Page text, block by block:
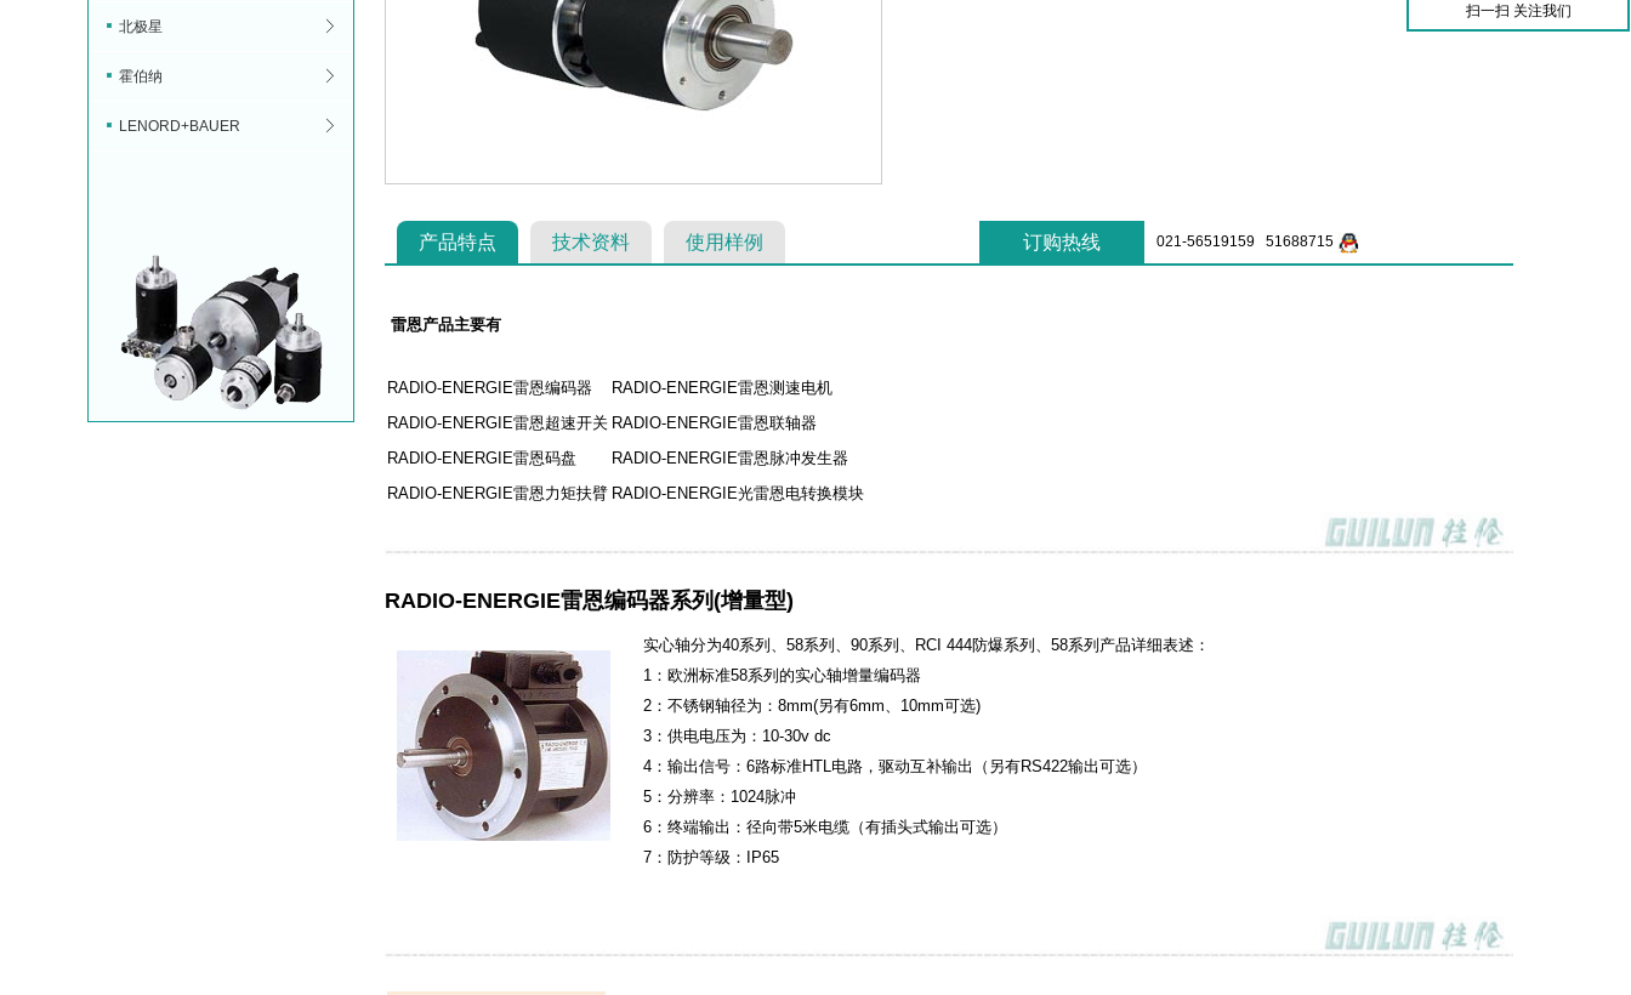
北极星
霍伯纳
LENORD+BAUER
产品特点 技术资料 使用样例 订购热线 021-56519159 51688715
雷恩产品主要有
RADIO-ENERGIE雷恩编码器
RADIO-ENERGIE雷恩测速电机
RADIO-ENERGIE雷恩超速开关 RADIO-ENERGIE雷恩联轴器
RADIO-ENERGIE雷恩码盘
RADIO-ENERGIE雷恩脉冲发生器
RADIO-ENERGIE雷恩力矩扶臂 RADIO-ENERGIE光雷恩电转换模块
RADIO-ENERGIE雷恩编码器系列(增量型)
实心轴分为40系列、58系列、90系列、RCI 444防爆系列、58系列产品详细表述：
1：欧洲标准58系列的实心轴增量编码器
2：不锈钢轴径为：8mm(另有6mm、10mm可选)
3：供电电压为：10-30v dc
4：输出信号：6路标准HTL电路，驱动互补输出（另有RS422输出可选）
5：分辨率：1024脉冲
6：终端输出：径向带5米电缆（有插头式输出可选）
7：防护等级：IP65
扫一扫 关注我们